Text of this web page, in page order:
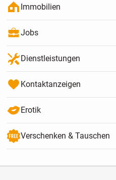
Immobilien
Jobs
Dienstleistungen
Kontaktanzeigen
Erotik
Verschenken & Tauschen